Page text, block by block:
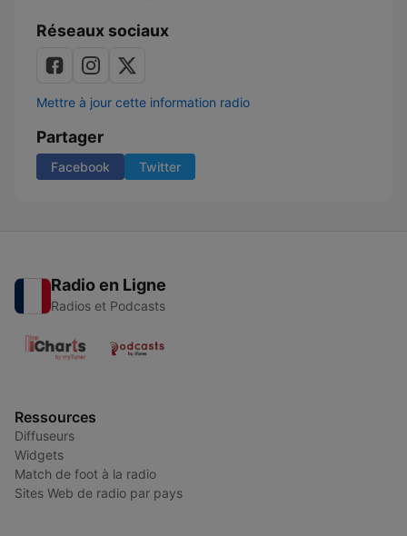
Réseaux sociaux
Mettre à jour cette information radio
Partager
Facebook Twitter
Radio en Ligne
Radios et Podcasts
Ressources
Diffuseurs
Widgets
Match de foot à la radio
Sites Web de radio par pays